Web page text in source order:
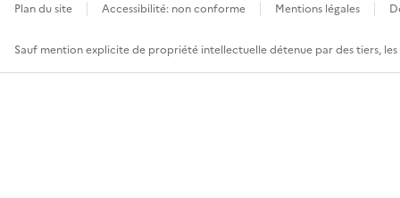
Plan du site Accessibilité: non conforme Mentions légales
Sauf mention explicite de propriété intellectuelle détenue par des tiers,